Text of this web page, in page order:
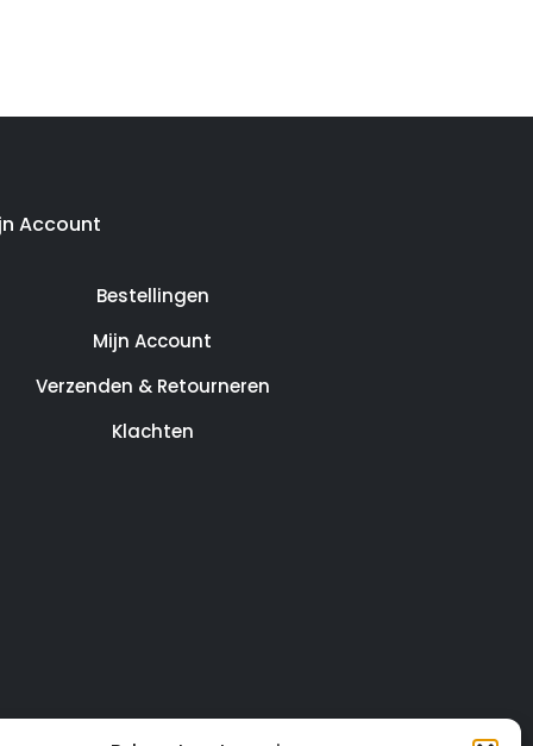
Account
Bestellingen
Mijn Account
Verzenden & Retourneren
Klachten